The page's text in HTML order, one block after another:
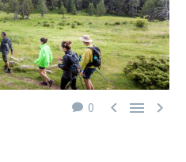
0   